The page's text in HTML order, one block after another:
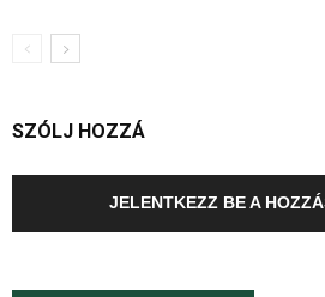
SZÓLJ HOZZÁ
JELENTKEZZ BE A